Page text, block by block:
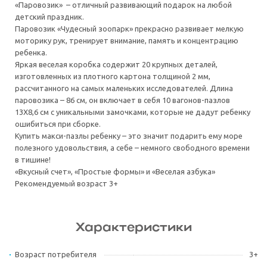
«Паровозик» – отличный развивающий подарок на любой
детский праздник.
Паровозик «Чудесный зоопарк» прекрасно развивает мелкую
моторику рук, тренирует внимание, память и концентрацию
ребенка.
Яркая веселая коробка содержит 20 крупных деталей,
изготовленных из плотного картона толщиной 2 мм,
рассчитанного на самых маленьких исследователей. Длина
паровозика – 86 см, он включает в себя 10 вагонов-пазлов
13Х8,6 см с уникальными замочками, которые не дадут ребенку
ошибиться при сборке.
Купить макси-пазлы ребенку – это значит подарить ему море
полезного удовольствия, а себе – немного свободного времени
в тишине!
«Вкусный счет», «Простые формы» и «Веселая азбука»
Рекомендуемый возраст 3+
Характеристики
Возраст потребителя
3+